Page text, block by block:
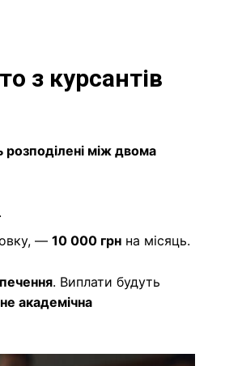
з курсантів
розподілені між двома
.
— 10 000 грн на місяць.
. Виплати будуть
академічна